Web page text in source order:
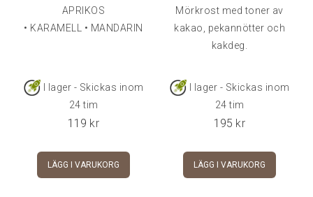
APRIKOS
• KARAMELL • MANDARIN
I lager - Skickas inom
24 tim
119 kr
LÄGG I VARUKORG
Mörkrost med toner av
kakao, pekannötter och
kakdeg.
I lager - Skickas inom
24 tim
195 kr
LÄGG I VARUKORG